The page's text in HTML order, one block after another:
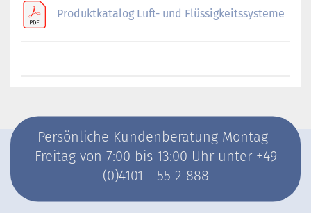
Produktkatalog Luft- und Flüssigkeitssysteme
Persönliche Kundenberatung Montag-
Freitag von 7:00 bis 13:00 Uhr unter +49
(0)4101 - 55 2 888